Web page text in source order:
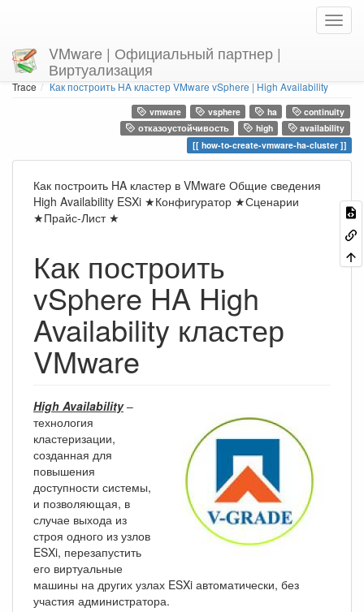
VMware | Официальный партнер |
Виртуализация
You are here
Home
Trace
Как построить HA кластер VMware vSphere | High Availability
vmware vsphere ha
continuity
отказоустойчивость
high
availability
how-to-create-vmware-ha-cluster
Как построить HA кластер в VMware Общие сведения
High Availability ESXi ★Конфигуратор ★Сценарии
★Прайс-Лист ★
Как построить
vSphere HA High
Availability кластер
VMware
High Availability–
технология
кластеризации,
созданная для
повышения
доступности системы,
и позволяющая, в
случае выхода из
строя одного из узлов
ESXi, перезапустить
его виртуальные
машины на других узлах ESXi автоматически, без
участия администратора.